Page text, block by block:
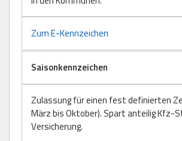
Zum E-Kennzeichen
Saisonkennzeichen
Zulassung für einen fest definierten
März bis Oktober). Spart anteilig Kfz-
Versicherung.